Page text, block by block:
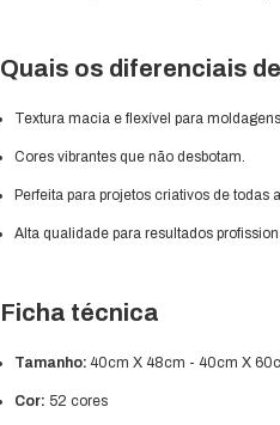
Quais os diferenciais
Textura macia e flexível para
Cores vibrantes que não desbotam.
Perfeita para projetos criativos de todas
Alta qualidade para resultados
Ficha técnica
Tamanho: 40cm X 48cm - 40cm X
Cor: 52 cores